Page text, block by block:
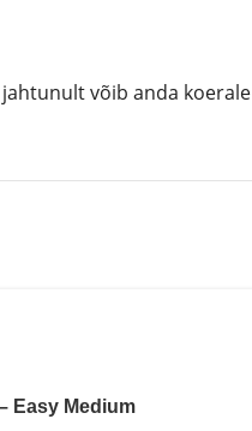
võib anda koerale
Easy Medium